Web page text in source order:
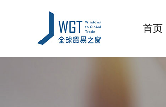
首页